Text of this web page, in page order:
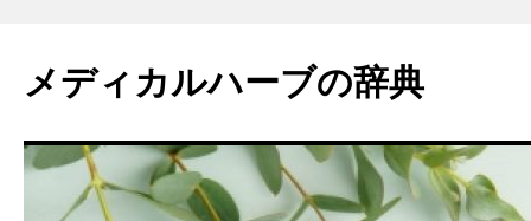
メディカルハーブの辞典